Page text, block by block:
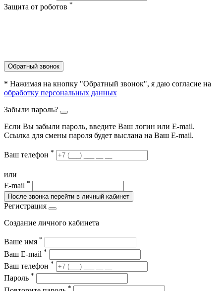
Защита от роботов *
Обратный звонок
* Нажимая на кнопку "Обратный звонок", я даю согласие на
обработку персональных данных
Забыли пароль?
Если Вы забыли пароль, введите Ваш логин или Е-mail.
Ссылка для смены пароля будет выслана на Ваш E-mail.
Ваш телефон *
или
E-mail *
После звонка перейти в личный кабинет
Регистрация
Создание личного кабинета
Ваше имя *
Ваш E-mail *
Ваш телефон *
Пароль *
*